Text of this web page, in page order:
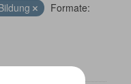
Formate: